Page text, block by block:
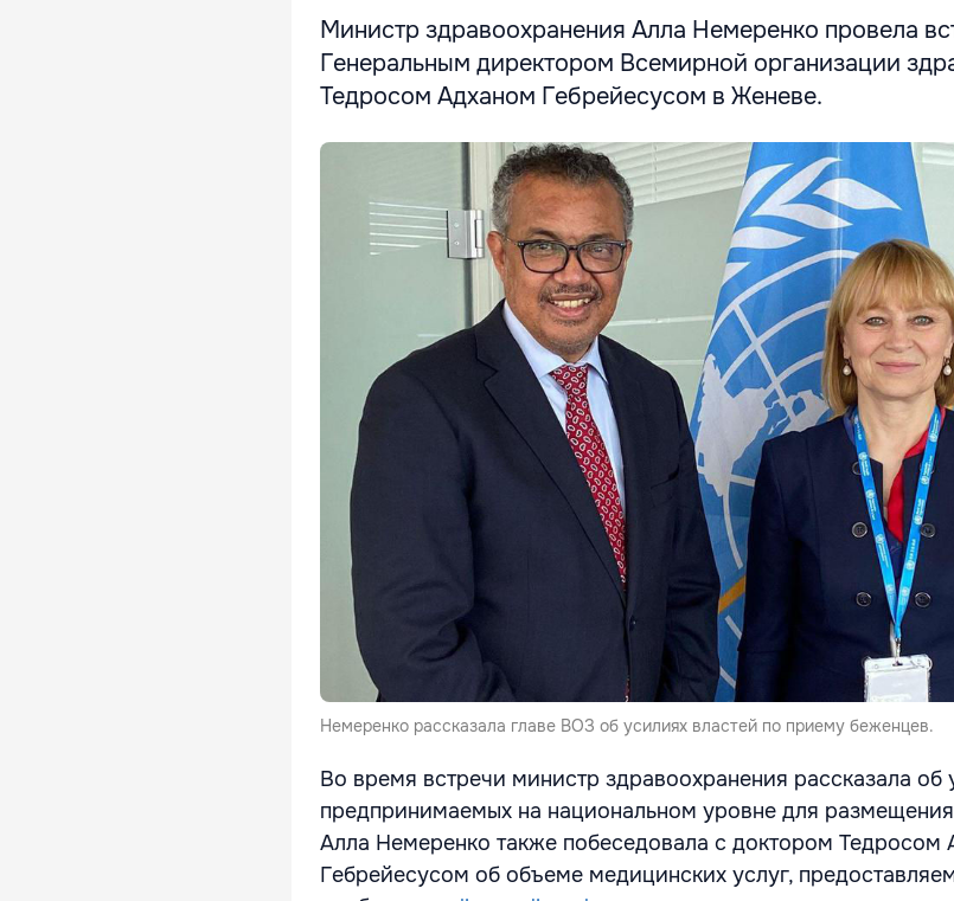
Министр здравоохранения Алла Немеренко провела
Генеральным директором Всемирной организации
Тедросом Адханом Гебрейесусом в Женеве.
Немеренко рассказала главе ВОЗ об усилиях властей по приему беженцев.
Во время встречи министр здравоохранения рассказала об
предпринимаемых на национальном уровне для
Алла Немеренко также побеседовала с доктором Тедросом
Гебрейесусом об объеме медицинских услуг,